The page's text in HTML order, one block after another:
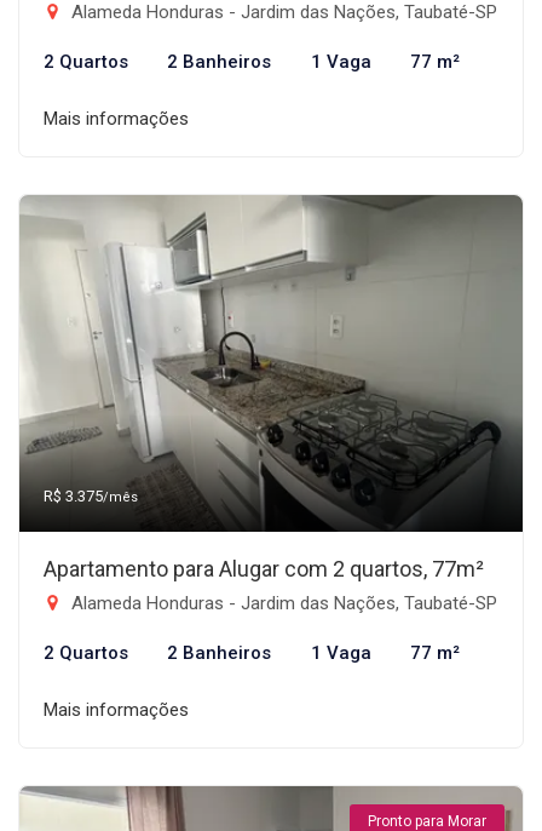
Alameda Honduras - Jardim das Nações, Taubaté-SP
2 Quartos 2 Banheiros 1 Vaga 77 m²
Mais informações
R$ 3.375/mês
Apartamento para Alugar com 2 quartos, 77m²
Alameda Honduras - Jardim das Nações, Taubaté-SP
2 Quartos 2 Banheiros 1 Vaga 77 m²
Mais informações
Pronto para Morar